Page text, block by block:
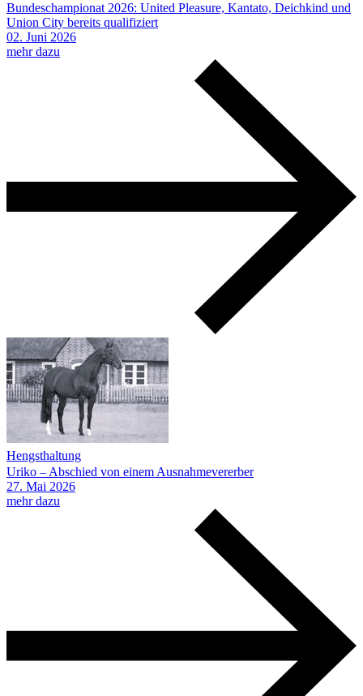
Bundeschampionat 2026: United Pleasure, Kantato, Deichkind und
Union City bereits qualifiziert
02. Juni 2026
mehr dazu
Hengsthaltung
Uriko – Abschied von einem Ausnahmevererber
27. Mai 2026
mehr dazu